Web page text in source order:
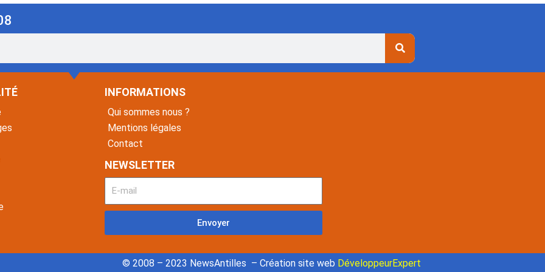
INFORMATIONS
Qui sommes nous ?
Mentions légales
Contact
NEWSLETTER
Envoyer
© 2008 – 2023 NewsAntilles – Création site web DéveloppeurExpert